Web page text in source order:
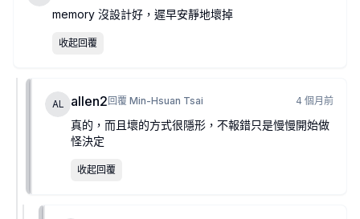
memory 沒設計好，遲早安靜地壞掉
收起回覆
AL allen2 回覆 Min-Hsuan Tsai 4 個月前
真的，而且壞的方式很隱形，不報錯只是慢慢開始做
怪決定
收起回覆